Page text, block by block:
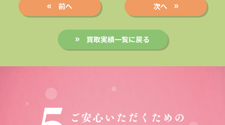
前へ 次へ
買取実績一覧に戻る